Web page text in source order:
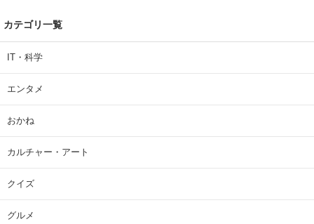
カテゴリ一覧
IT・科学
エンタメ
おかね
カルチャー・アート
クイズ
グルメ